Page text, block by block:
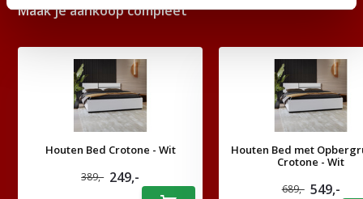
Maak je aankoop compleet
Houten Bed Crotone - Wit
389,- 249,-
Houten Bed met
Crotone - Wit
689,- 549,-